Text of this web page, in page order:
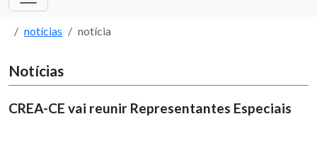
notícias notícia
Notícias
CREA-CE vai reunir Representantes Especiais